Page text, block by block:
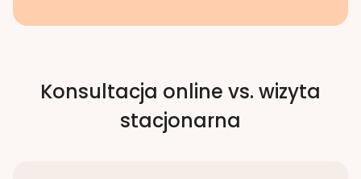
Konsultacja online vs. wizyta
stacjonarna